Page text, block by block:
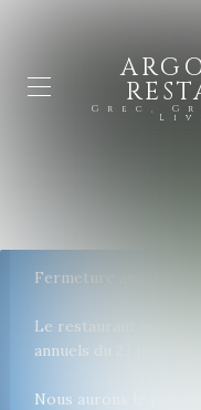
Grec,
Fermeture annuelle
Le restaurant sera
annuels du 27 juillet au
Nous aurons le plaisir